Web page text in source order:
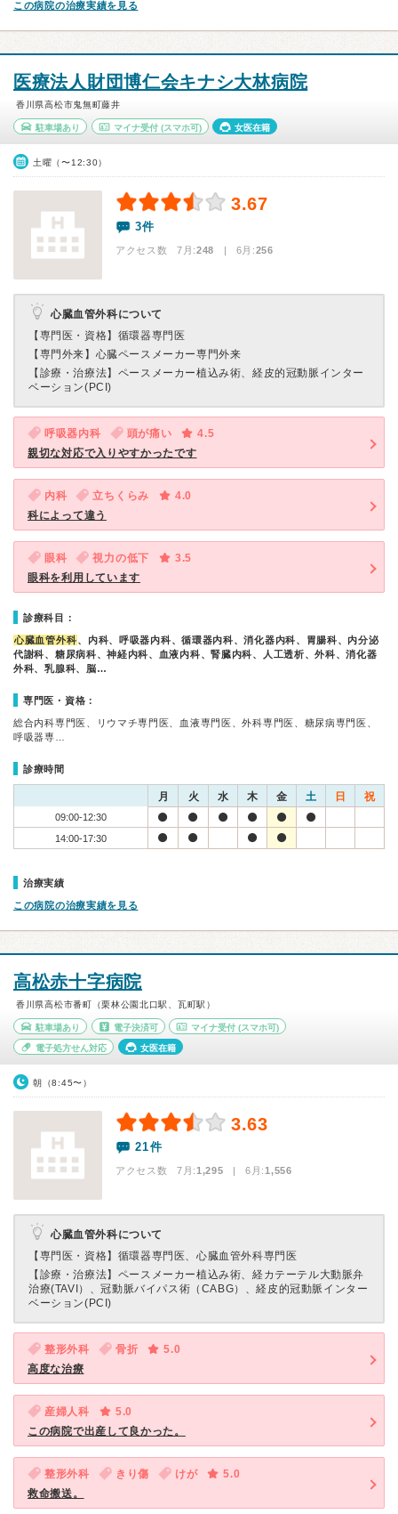
この病院の治療実績を見る
医療法人財団博仁会キナシ大林病院
香川県高松市鬼無町藤井
駐車場あり マイナ受付(スマホ可) 女医在籍
土曜（〜12:30）
3.67
3件
アクセス数 7月:248 | 6月:256
心臓血管外科について
【専門医・資格】 循環器専門医
【専門外来】 心臓ペースメーカー専門外来
【診療・治療法】 ペースメーカー植込み術、経皮的冠動脈インター
ベーション(PCI)
呼吸器内科 頭が痛い
4.5
親切な対応で入りやすかったです
内科 立ちくらみ
4.0
科によって違う
眼科 視力の低下
3.5
眼科を利用しています
診療科目：
心臓血管外科、内科、呼吸器内科、循環器内科、消化器内科、胃腸科、内分泌
代謝科、糖尿病科、神経内科、血液内科、腎臓内科、人工透析、外科、消化器
外科、乳腺科、脳…
専門医・資格：
総合内科専門医、リウマチ専門医、血液専門医、外科専門医、糖尿病専門医、
呼吸器専…
診療時間
月 火 水 木 金 土 日 祝
09:00-12:30
14:00-17:30
治療実績
この病院の治療実績を見る
高松赤十字病院
香川県高松市番町（栗林公園北口駅、瓦町駅）
駐車場あり 電子決済可 マイナ受付 (スマホ可)
電子処方せん対応 女医在籍
朝（8:45〜）
3.63
21件
アクセス数 7月:1,295 | 6月:1,556
心臓血管外科について
【専門医・資格】 循環器専門医、心臓血管外科専門医
【診療・治療法】 ペースメーカー植込み術、経カテーテル大動脈弁
治療(TAVI）、冠動脈バイパス術（CABG）、経皮的冠動脈インター
ベーション(PCI)
整形外科 骨折
5.0
高度な治療
産婦人科
5.0
この病院で出産して良かった。
整形外科 きり傷 けが
5.0
救命搬送。